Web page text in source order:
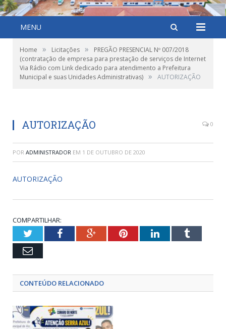
MENU
Home » Licitações »
PREGÃO PRESENCIAL Nº 007/2018
(contratação de empresa para prestação de serviços de Internet
Via Rádio com Link dedicado para atendimento a Prefeitura
Municipal e suas Unidades Administrativas) » AUTORIZAÇÃO
AUTORIZAÇÃO 0
POR ADMINISTRADOR EM 1 DE OUTUBRO DE 2020
AUTORIZAÇÃO
COMPARTILHAR:
TwitterFacebookGoogle+PinterestLinkedInTumblr
Email
CONTEÚDO RELACIONADO